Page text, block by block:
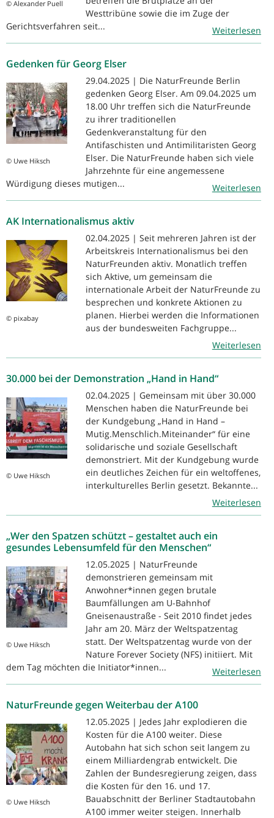
© Alexander Puell
Westtribüne sowie die im Zuge der
Gerichtsverfahren seit...
Weiterlesen
Gedenken für Georg Elser
© Uwe Hiksch
29.04.2025 | Die NaturFreunde Berlin
gedenken Georg Elser. Am 09.04.2025 um
18.00 Uhr treffen sich die NaturFreunde
zu ihrer traditionellen
Gedenkveranstaltung für den
Antifaschisten und Antimilitaristen Georg
Elser. Die NaturFreunde haben sich viele
Jahrzehnte für eine angemessene
Würdigung dieses mutigen...
Weiterlesen
AK Internationalismus aktiv
© pixabay
02.04.2025 | Seit mehreren Jahren ist der
Arbeitskreis Internationalismus bei den
NaturFreunden aktiv. Monatlich treffen
sich Aktive, um gemeinsam die
internationale Arbeit der NaturFreunde zu
besprechen und konkrete Aktionen zu
planen. Hierbei werden die Informationen
aus der bundesweiten Fachgruppe...
Weiterlesen
30.000 bei der Demonstration „Hand in Hand“
© Uwe Hiksch
02.04.2025 | Gemeinsam mit über 30.000
Menschen haben die NaturFreunde bei
der Kundgebung „Hand in Hand –
Mutig.Menschlich.Miteinander“ für eine
solidarische und soziale Gesellschaft
demonstriert. Mit der Kundgebung wurde
ein deutliches Zeichen für ein weltoffenes,
interkulturelles Berlin gesetzt. Bekannte...
Weiterlesen
„Wer den Spatzen schützt – gestaltet auch ein
gesundes Lebensumfeld für den Menschen“
© Uwe Hiksch
12.05.2025 | NaturFreunde
demonstrieren gemeinsam mit
Anwohner*innen gegen brutale
Baumfällungen am U-Bahnhof
Gneisenaustraße - Seit 2010 findet jedes
Jahr am 20. März der Weltspatzentag
statt. Der Weltspatzentag wurde von der
Nature Forever Society (NFS) initiiert. Mit
dem Tag möchten die Initiator*innen...
Weiterlesen
NaturFreunde gegen Weiterbau der A100
© Uwe Hiksch
12.05.2025 | Jedes Jahr explodieren die
Kosten für die A100 weiter. Diese
Autobahn hat sich schon seit langem zu
einem Milliardengrab entwickelt. Die
Zahlen der Bundesregierung zeigen, dass
die Kosten für den 16. und 17.
Bauabschnitt der Berliner Stadtautobahn
A100 immer weiter steigen. Innerhalb